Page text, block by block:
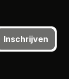
Inschrijven